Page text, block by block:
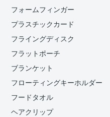
フォームフィンガー
プラスチックカード
フライングディスク
フラットポーチ
ブランケット
フローティングキーホルダー
フードタオル
ヘアクリップ